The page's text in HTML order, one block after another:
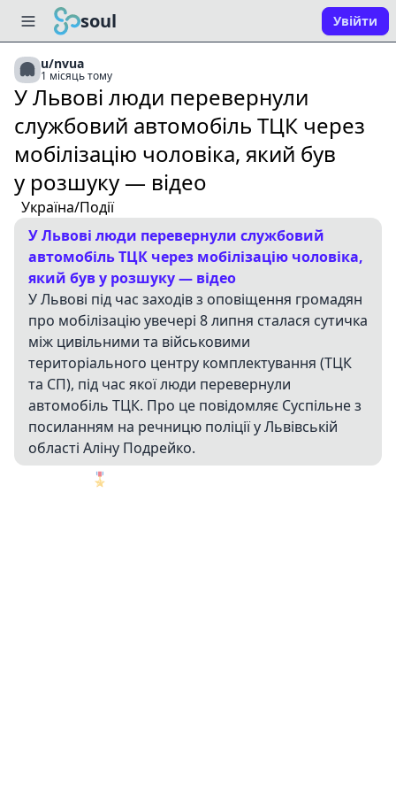
soul Увійти
u/nvua
1 місяць тому
У Львові люди перевернули
службовий автомобіль ТЦК через
мобілізацію чоловіка, який був
у розшуку — відео
Україна/Події
У Львові люди перевернули службовий
автомобіль ТЦК через мобілізацію чоловіка,
який був у розшуку — відео
У Львові під час заходів з оповіщення громадян
про мобілізацію увечері 8 липня сталася сутичка
між цивільними та військовими
територіального центру комплектування (ТЦК
та СП), під час якої люди перевернули
автомобіль ТЦК. Про це повідомляє Суспільне з
посиланням на речницю поліції у Львівській
області Аліну Подрейко.
🎖️